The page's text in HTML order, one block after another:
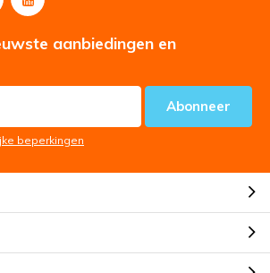
aanbiedingen en
Abonneer
beperkingen